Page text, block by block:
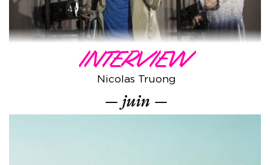
INTERVIEW
Nicolas Truong
juin